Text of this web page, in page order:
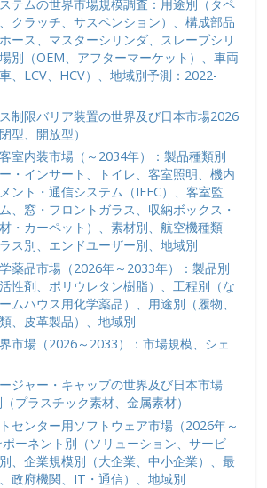
テムの世界市場規模調査：用途別（タペ
クラッチ、サスペンション）、構成部品
ース、マスターシリンダ、スレーブシリ
別（OEM、アフターマーケット）、車両
、LCV、HCV）、地域別予測：2022-
制限バリア装置の世界及び日本市場2026
型、開放型）
室内装市場（～2034年）：製品種類別
ー・インサート、トイレ、客室照明、機内
ント・通信システム（IFEC）、客室監
、窓・フロントガラス、収納ボックス・
・カーペット）、素材別、航空機種類
ス別、エンドユーザー別、地域別
薬品市場（2026年～2033年）：製品別
活性剤、ポリウレタン樹脂）、工程別（な
ムハウス用化学薬品）、用途別（履物、
、皮革製品）、地域別
市場（2026～2033）：市場規模、シェ
ジャー・キャップの世界及び日本市場
プラスチック素材、金属素材）
センター用ソフトウェア市場（2026年～
ーネント別（ソリューション、サービ
、企業規模別（大企業、中小企業）、最
政府機関、IT・通信）、地域別